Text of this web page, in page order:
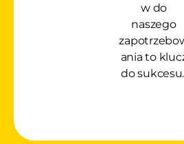
w do
naszego
ania to
do sukcesu.